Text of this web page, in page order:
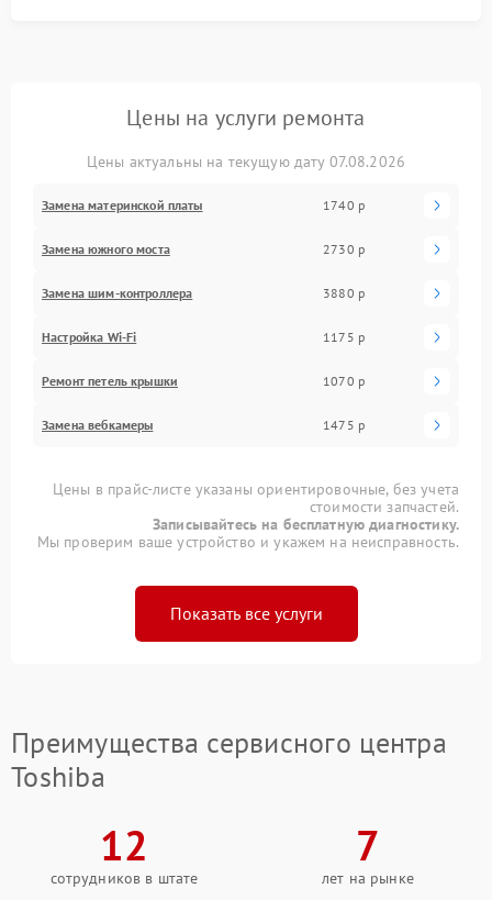
Цены на услуги ремонта
Цены актуальны на текущую дату 07.08.2026
Замена материнской платы 1740 р
Замена южного моста 2730 р
Замена шим-контроллера 3880 р
Настройка Wi-Fi 1175 р
Ремонт петель крышки 1070 р
Замена вебкамеры 1475 р
Цены в прайс-листе указаны ориентировочные, без учета
стоимости запчастей.
Записывайтесь на бесплатную диагностику.
Мы проверим ваше устройство и укажем на неисправность.
Показать все услуги
Преимущества сервисного центра
Toshiba
12
сотрудников в штате
7
лет на рынке